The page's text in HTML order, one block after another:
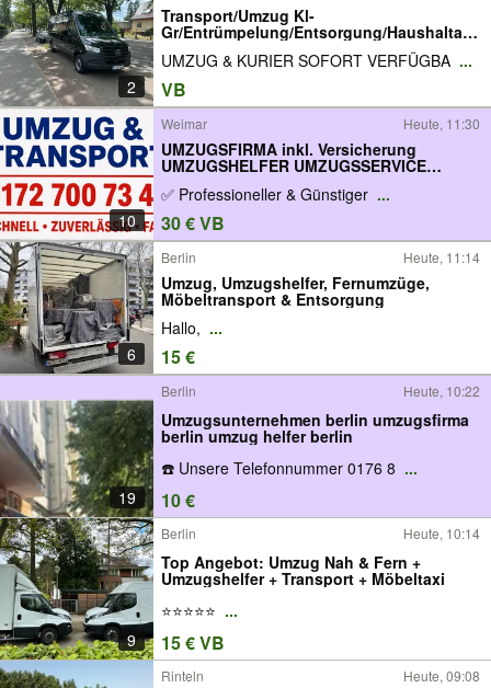
2
Transport/Umzug Kl-
Gr/Entrümpelung/Entsorgung/Haushaltau
UMZUG & KURIER SOFORT VERFÜGBA ...
VB
10
Weimar Heute, 11:30
UMZUGSFIRMA inkl. Versicherung
UMZUGSHELFER UMZUGSSERVICE
Möbel Montage Fernumzüge Weimar Erfurt
Jena Apolda Halle Leipzig Gera Eisenach
Nürnberg
✅ Professioneller & Günstiger ...
30 € VB
6
Berlin Heute, 11:14
Umzug, Umzugshelfer, Fernumzüge,
Möbeltransport & Entsorgung
Hallo, ...
15 €
19
Berlin Heute, 10:22
Umzugsunternehmen berlin umzugsfirma
berlin umzug helfer berlin
☎️ Unsere Telefonnummer 0176 8 ...
10 €
9
Berlin Heute, 10:14
Top Angebot: Umzug Nah & Fern +
Umzugshelfer + Transport + Möbeltaxi
⭐️⭐️⭐️⭐️⭐️ ...
15 € VB
Rinteln Heute, 09:08